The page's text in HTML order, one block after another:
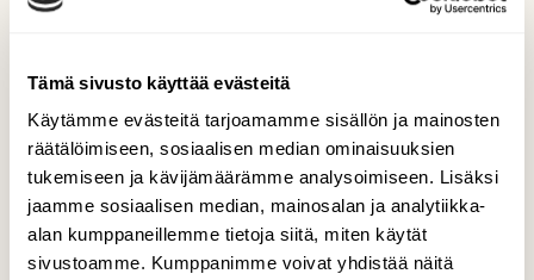
Tämä sivusto käyttää evästeitä
Käytämme evästeitä tarjoamamme sisällön ja mainosten
räätälöimiseen, sosiaalisen median ominaisuuksien
tukemiseen ja kävijämäärämme analysoimiseen. Lisäksi
jaamme sosiaalisen median, mainosalan ja analytiikka-
alan kumppaneillemme tietoja siitä, miten käytät
sivustoamme. Kumppanimme voivat yhdistää näitä
Synkkä taivas